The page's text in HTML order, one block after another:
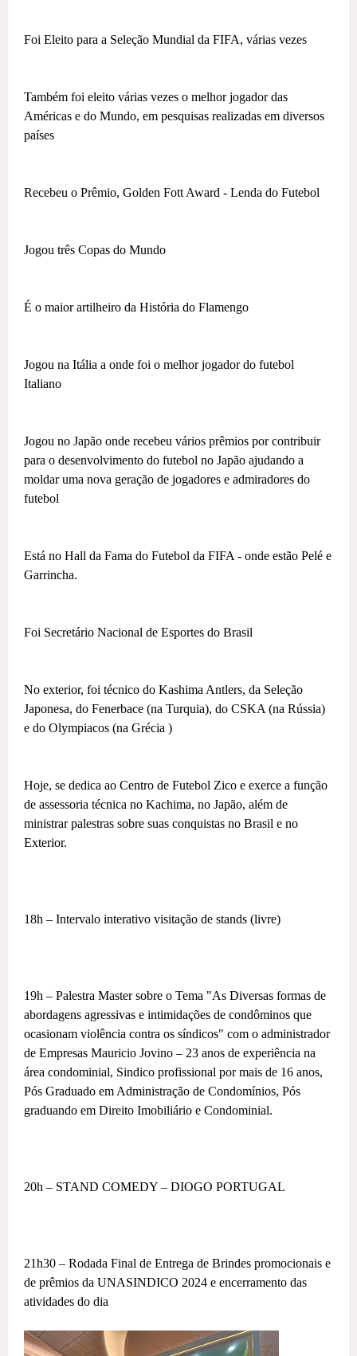
Foi Eleito para a Seleção Mundial da FIFA, várias vezes
Também foi eleito várias vezes o melhor jogador das
Américas e do Mundo, em pesquisas realizadas em diversos
países
Recebeu o Prêmio, Golden Fott Award - Lenda do Futebol
Jogou três Copas do Mundo
É o maior artilheiro da História do Flamengo
Jogou na Itália a onde foi o melhor jogador do futebol
Italiano
Jogou no Japão onde recebeu vários prêmios por contribuir
para o desenvolvimento do futebol no Japão ajudando a
moldar uma nova geração de jogadores e admiradores do
futebol
Está no Hall da Fama do Futebol da FIFA - onde estão Pelé e
Garrincha.
Foi Secretário Nacional de Esportes do Brasil
No exterior, foi técnico do Kashima Antlers, da Seleção
Japonesa, do Fenerbace (na Turquia), do CSKA (na Rússia)
e do Olympiacos (na Grécia )
Hoje, se dedica ao Centro de Futebol Zico e exerce a função
de assessoria técnica no Kachima, no Japão, além de
ministrar palestras sobre suas conquistas no Brasil e no
Exterior.
18h – Intervalo interativo visitação de stands (livre)
19h – Palestra Master sobre o Tema "As Diversas formas de
abordagens agressivas e intimidações de condôminos que
ocasionam violência contra os síndicos" com o administrador
de Empresas Mauricio Jovino – 23 anos de experiência na
área condominial, Sindico profissional por mais de 16 anos,
Pós Graduado em Administração de Condomínios, Pós
graduando em Direito Imobiliário e Condominial.
20h – STAND COMEDY – DIOGO PORTUGAL
21h30 – Rodada Final de Entrega de Brindes promocionais e
de prêmios da UNASINDICO 2024 e encerramento das
atividades do dia